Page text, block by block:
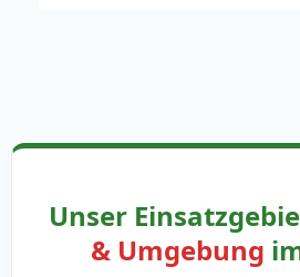
Unser
& Umgebung